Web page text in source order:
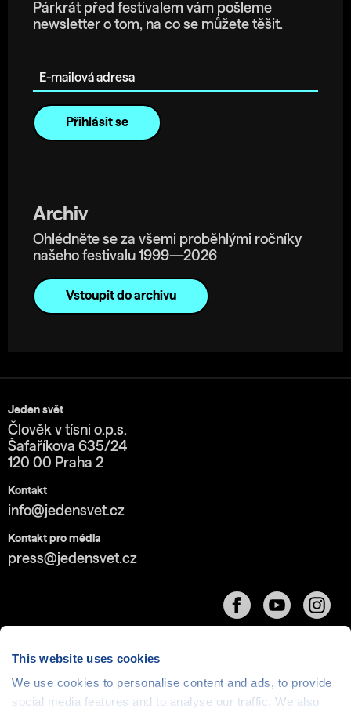
This website uses cookies
We use cookies to personalise content and ads, to provide
social media features and to analyse our traffic. We also
Párkrát před festivalem vám pošleme
newsletter o tom, na co se můžete těšit.
Archiv
Ohlédněte se za všemi proběhlými ročníky
našeho festivalu 1999—2026
Vstoupit do archivu
Jeden svět
Člověk v tísni o.p.s.
Šafaříkova 635/24
120 00 Praha 2
Kontakt
info@jedensvet.cz
Kontakt pro média
press@jedensvet.cz
Cookies| © 1999-2026 Člověk v tísni o.p.s., web běží